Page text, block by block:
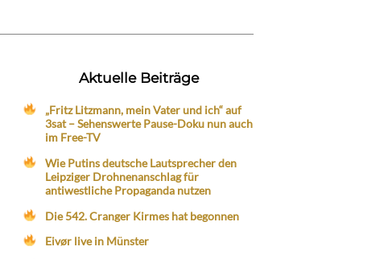
Aktuelle Beiträge
„Fritz Litzmann, mein Vater und ich“ auf
3sat – Sehenswerte Pause-Doku nun auch
im Free-TV
Wie Putins deutsche Lautsprecher den
Leipziger Drohnenanschlag für
antiwestliche Propaganda nutzen
Die 542. Cranger Kirmes hat begonnen
Eivør live in Münster